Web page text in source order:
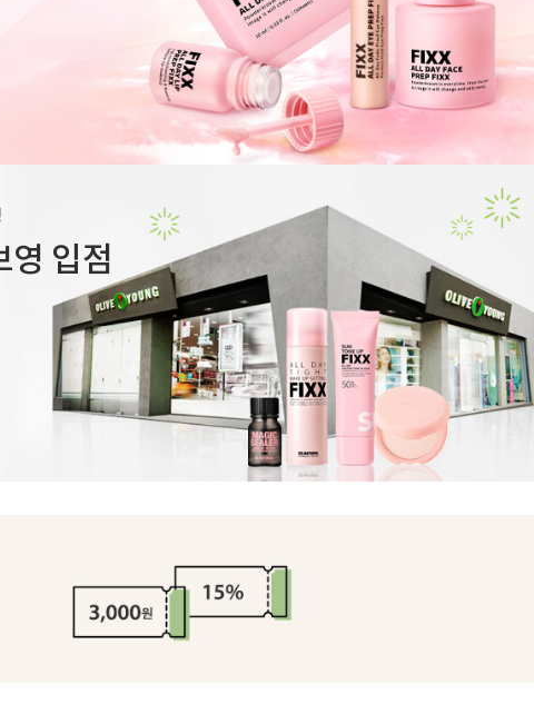
영 입점